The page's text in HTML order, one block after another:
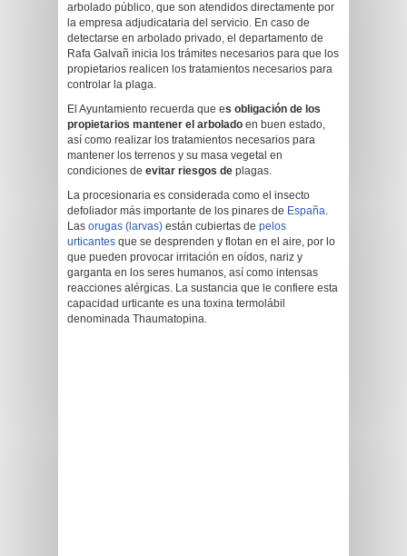
arbolado público, que son atendidos directamente por
la empresa adjudicataria del servicio. En caso de
detectarse en arbolado privado, el departamento de
Rafa Galvañ inicia los trámites necesarios para que los
propietarios realicen los tratamientos necesarios para
controlar la plaga.
El Ayuntamiento recuerda que es obligación de los
propietarios mantener el arbolado en buen estado,
así como realizar los tratamientos necesarios para
mantener los terrenos y su masa vegetal en
condiciones de evitar riesgos de plagas.
La procesionaria es considerada como el insecto
defoliador más importante de los pinares de España.
Las orugas (larvas) están cubiertas de pelos
urticantes que se desprenden y flotan en el aire, por lo
que pueden provocar irritación en oídos, nariz y
garganta en los seres humanos, así como intensas
reacciones alérgicas. La sustancia que le confiere esta
capacidad urticante es una toxina termolábil
denominada Thaumatopina.